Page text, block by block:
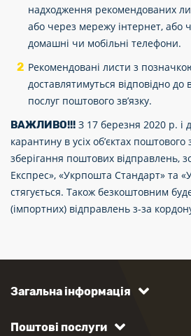
надходження рекомендованих
або через мережу інтернет, або
домашні чи мобільні телефони.
Рекомендовані листи з
доставлятимуться відповідно
послуг поштового зв’язку.
ВАЖЛИВО!!! З 17 березня 2020 р. і
карантину в усіх об’єктах поштового
зберігання поштових відправлень,
Експрес», «Укрпошта Стандарт» та
стягується. Також безкоштовним
(імпортних) відправлень з-за
Загальна інформація
Поштові послуги